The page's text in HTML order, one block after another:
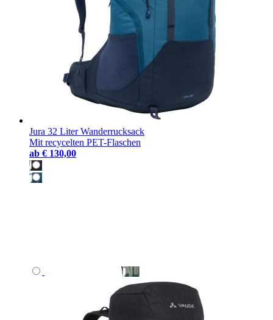
Jura 32 Liter Wanderrucksack
Mit recycelten PET-Flaschen
ab € 130,00